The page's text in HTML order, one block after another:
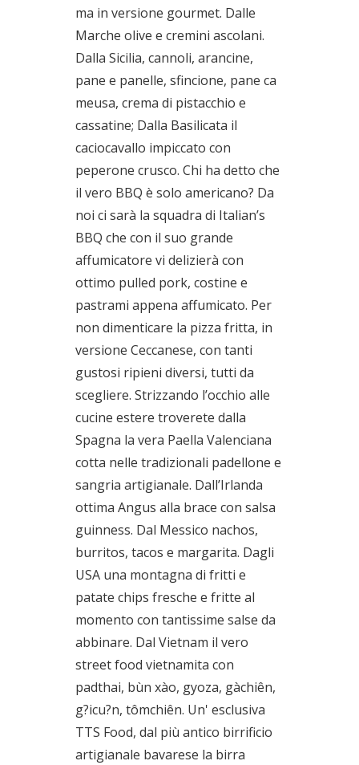
ma in versione gourmet. Dalle
Marche olive e cremini ascolani.
Dalla Sicilia, cannoli, arancine,
pane e panelle, sfincione, pane ca
meusa, crema di pistacchio e
cassatine; Dalla Basilicata il
caciocavallo impiccato con
peperone crusco. Chi ha detto che
il vero BBQ è solo americano? Da
noi ci sarà la squadra di Italian’s
BBQ che con il suo grande
affumicatore vi delizierà con
ottimo pulled pork, costine e
pastrami appena affumicato. Per
non dimenticare la pizza fritta, in
versione Ceccanese, con tanti
gustosi ripieni diversi, tutti da
scegliere. Strizzando l’occhio alle
cucine estere troverete dalla
Spagna la vera Paella Valenciana
cotta nelle tradizionali padellone e
sangria artigianale. Dall’Irlanda
ottima Angus alla brace con salsa
guinness. Dal Messico nachos,
burritos, tacos e margarita. Dagli
USA una montagna di fritti e
patate chips fresche e fritte al
momento con tantissime salse da
abbinare. Dal Vietnam il vero
street food vietnamita con
padthai, bùn xào, gyoza, gàchiên,
g?icu?n, tômchiên. Un' esclusiva
TTS Food, dal più antico birrificio
artigianale bavarese la birra